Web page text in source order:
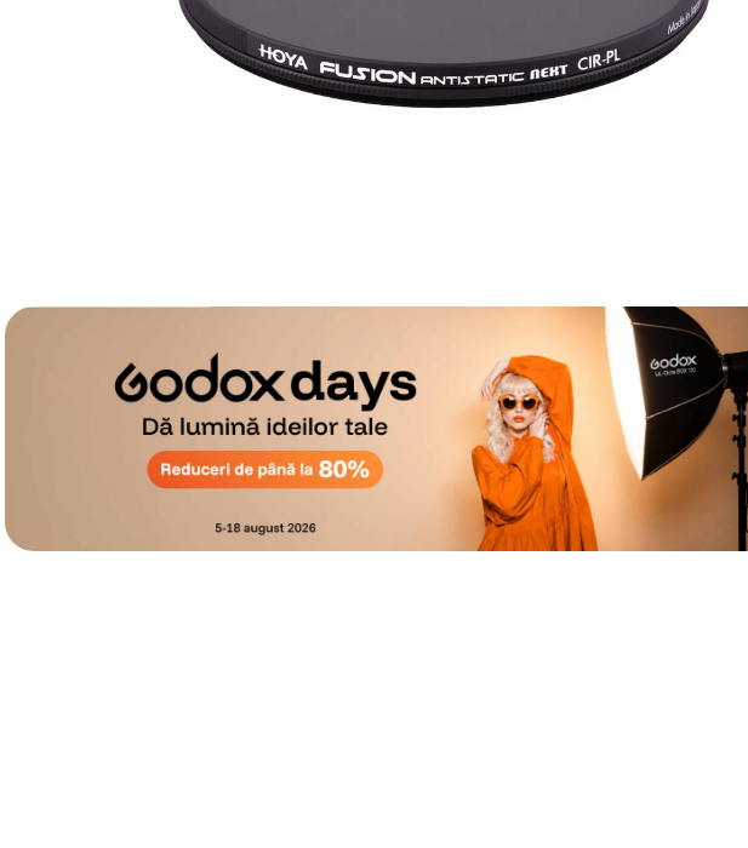
9. dji mic mini
dji osmo